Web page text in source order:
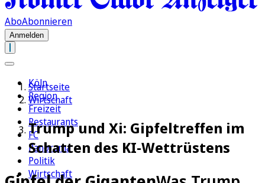
AboAbonnieren
Anmelden
Köln
Region
Freizeit
Restaurants
FC
Panorama
Politik
Wirtschaft
Startseite
Wirtschaft
Trump und Xi: Gipfeltreffen im
Schatten des KI-Wettrüstens